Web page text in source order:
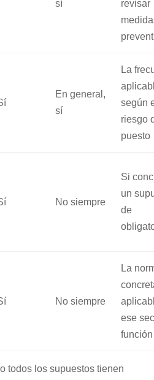
sí
revisar
En general,
sí
La
según
riesgo
puesto
No siempre
Si
un
de
No siempre
La
ese
función
todos los supuestos tienen